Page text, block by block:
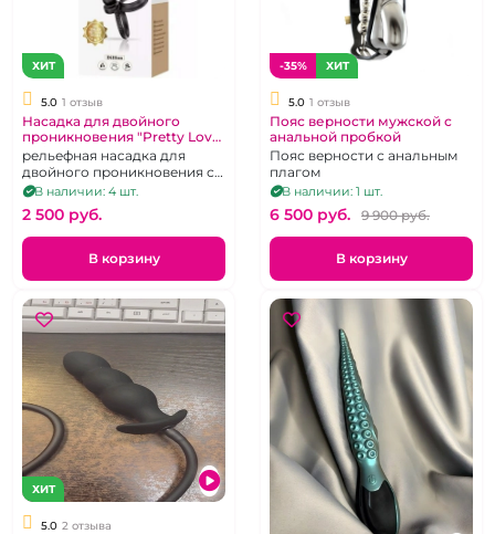
ХИТ
5.0 1 отзыв
Насадка для двойного
проникновения "Pretty Love"
Dillion
рельефная насадка для
двойного проникновения с
подхватом для мошонки,
гибкая, черная
В наличии: 4 шт.
2 500 pуб.
В корзину
-35% ХИТ
5.0 1 отзыв
Пояс верности мужской с
анальной пробкой
Пояс верности с анальным
плагом
В наличии: 1 шт.
6 500 pуб. 9 900 pуб.
В корзину
ХИТ
5.0 2 отзыва